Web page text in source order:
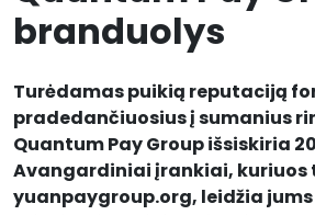
branduolys
Turėdamas puikią reputaciją
pradedančiuosius į sumanius
Quantum Pay Group išsiskiria
Avangardiniai įrankiai, kuriuos
yuanpaygroup.org, leidžia